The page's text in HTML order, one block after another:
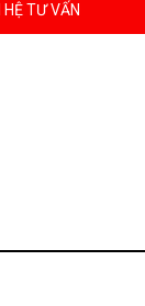
HỆ TƯ VẤN